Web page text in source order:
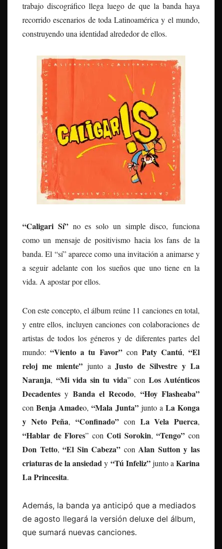
trabajo discográfico llega luego de que la banda haya
recorrido escenarios de toda Latinoamérica y el mundo,
construyendo una identidad alrededor de ellos.
“Caligari Sí”no es solo un simple disco, funciona
como un mensaje de positivismo hacia los fans de la
banda. El “sí” aparece como una invitación a animarse y
a seguir adelante con los sueños que uno tiene en la
vida. A apostar por ellos.
Con este concepto, el álbum reúne 11 canciones en total,
y entre ellos, incluyen canciones con colaboraciones de
artistas de todos los géneros y de diferentes partes del
mundo:“Viento a tu Favor”con Paty Cantú, “El
reloj me miente”junto aJusto de Silvestre y La
Naranja, “Mi vida sin tu vida” con Los Auténticos
Decadentes y Banda el Recodo, “Hoy Flasheaba”
conBenja Amadeo,“Mala Junta”junto a La Konga
y Neto Peña,“Confinado” con La Vela Puerca,
“Hablar de Flores” conCoti Sorokin,“Tengo” con
Don Tetto,“El Sin Cabeza” con Alan Sutton y las
criaturas de la ansiedady “Tú Infeliz”junto aKarina
La Princesita.
Además, la banda ya anticipó que a mediados
de agosto llegará la versión deluxe del álbum,
que sumará nuevas canciones.